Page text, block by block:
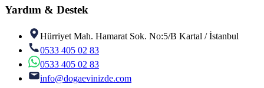
Yardım & Destek
Hürriyet Mah. Hamarat Sok. No:5/B Kartal / İstanbul
0533 405 02 83
0533 405 02 83
info@dogaevinizde.com